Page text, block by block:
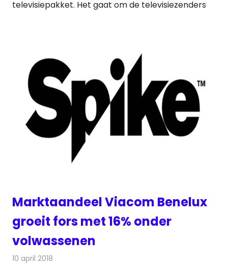
televisiepakket. Het gaat om de televisiezenders
Marktaandeel Viacom Benelux
groeit fors met 16% onder
volwassenen
10 april 2018